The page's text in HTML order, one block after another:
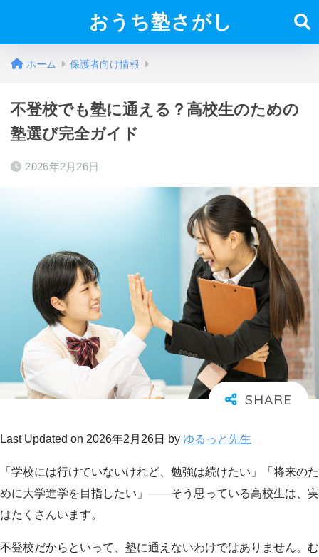
おうち塾さがし
ホーム 保護者向け情報
不登校でも塾に通える？高校生のための
塾選び完全ガイド
2026年2月26日
Last Updated on 2026年2月26日 by ゆるっと先生
「学校には行けていないけれど、勉強は続けたい」「将来のた
めに大学進学を目指したい」——そう思っている高校生は、実
はたくさんいます。
不登校だからといって、塾に通えないわけではありません。む